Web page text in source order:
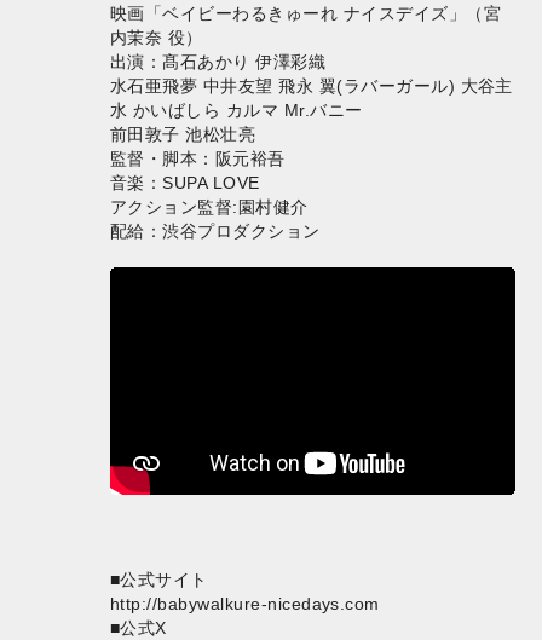
映画「ベイビーわるきゅーれ ナイスデイズ」（宮
内茉奈 役）
出演：髙石あかり 伊澤彩織
水石亜飛夢 中井友望 飛永 翼(ラバーガール) 大谷主
水 かいばしら カルマ Mr.バニー
前田敦子 池松壮亮
監督・脚本：阪元裕吾
音楽：SUPA LOVE
アクション監督:園村健介
配給：渋谷プロダクション
■公式サイト
http://babywalkure-nicedays.com
■公式X